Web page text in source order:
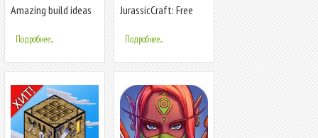
Amazing build ideas
Подробнее...
JurassicCraft: Free
Survival Craft
Подробнее...